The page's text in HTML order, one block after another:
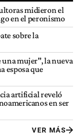
midieron el
en el peronismo
sobre la
una mujer", la nueva
esposa que
artificial reveló
en ser
VER MÁS